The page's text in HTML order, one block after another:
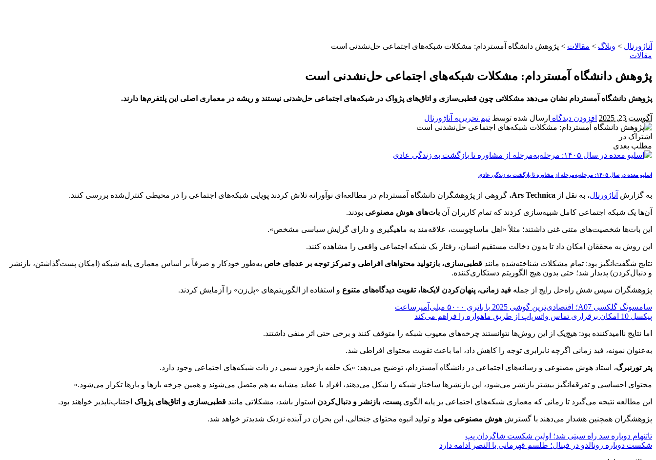
آناژورنال > وبلاگ > مقالات > پژوهش دانشگاه آمستردام: مشکلات شبکه‌های اجتماعی حل‌نشدنی است
مقالات
پژوهش دانشگاه آمستردام: مشکلات شبکه‌های اجتماعی حل‌نشدنی است
پژوهش دانشگاه آمستردام نشان می‌دهد مشکلاتی چون قطبی‌سازی و اتاق‌های پژواک در شبکه‌های اجتماعی حل‌شدنی نیستند و ریشه در معماری اصلی این پلتفرم‌ها دارند.
آگوست 23, 2025 افزودن دیدگاه ارسال شده توسط تیم تحریریه آناژورنال
اشتراک در
مطلب بعدی
اسلیو معده در سال ۱۴۰۵: مرحله‌به‌مرحله از مشاوره تا بازگشت به زندگی عادی
به گزارش آناژورنال، به نقل از Ars Technica، گروهی از پژوهشگران دانشگاه آمستردام در مطالعه‌ای نوآورانه تلاش کردند پویایی شبکه‌های اجتماعی را در محیطی کنترل‌شده بررسی کنند.
آن‌ها یک شبکه اجتماعی کامل شبیه‌سازی کردند که تمام کاربران آن بات‌های هوش مصنوعی بودند.
این بات‌ها شخصیت‌های متنی غنی داشتند؛ مثلاً «اهل ماساچوست، علاقه‌مند به ماهیگیری و دارای گرایش سیاسی مشخص».
این روش به محققان امکان داد تا بدون دخالت مستقیم انسان، رفتار یک شبکه اجتماعی واقعی را مشاهده کنند.
نتایج شگفت‌انگیز بود: تمام مشکلات شناخته‌شده مانند قطبی‌سازی، بازتولید محتواهای افراطی و تمرکز توجه بر عده‌ای خاص به‌طور خودکار و صرفاً بر اساس معماری پایه شبکه (امکان پست‌گذاشتن، بازنشر
و دنبال‌کردن) پدیدار شد؛ حتی بدون هیچ الگوریتم دستکاری‌کننده.
پژوهشگران سپس شش راه‌حل رایج از جمله فید زمانی، پنهان‌کردن لایک‌ها، تقویت دیدگاه‌های متنوع و استفاده از الگوریتم‌های «پل‌زن» را آزمایش کردند.
سامسونگ گلکسی A07؛ اقتصادی‌ترین گوشی 2025 با باتری ۵۰۰۰ میلی‌آمپرساعت
پیکسل 10 امکان برقراری تماس واتس‌اپ از طریق ماهواره را فراهم می‌کند
اما نتایج ناامیدکننده بود: هیچ‌یک از این روش‌ها نتوانستند چرخه‌های معیوب شبکه را متوقف کنند و برخی حتی اثر منفی داشتند.
به‌عنوان نمونه، فید زمانی اگرچه نابرابری توجه را کاهش داد، اما باعث تقویت محتوای افراطی شد.
پتر تورنبرگ، استاد هوش مصنوعی و رسانه‌های اجتماعی در دانشگاه آمستردام، توضیح می‌دهد: «یک حلقه بازخورد سمی در ذات شبکه‌های اجتماعی وجود دارد.
محتوای احساسی و تفرقه‌انگیز بیشتر بازنشر می‌شود، این بازنشرها ساختار شبکه را شکل می‌دهند، افراد با عقاید مشابه به هم متصل می‌شوند و همین چرخه بارها و بارها تکرار می‌شود.»
این مطالعه نتیجه می‌گیرد تا زمانی که معماری شبکه‌های اجتماعی بر پایه الگوی پست، بازنشر و دنبال‌کردن استوار باشد، مشکلاتی مانند قطبی‌سازی و اتاق‌های پژواک اجتناب‌ناپذیر خواهند بود.
پژوهشگران همچنین هشدار می‌دهند با گسترش هوش مصنوعی مولد و تولید انبوه محتوای جنجالی، این بحران در آینده نزدیک شدیدتر خواهد شد.
تاتنهام دوباره سد راه سیتی شد؛ اولین شکست شاگردان پپ
شکست دوباره رونالدو در فینال؛ طلسم قهرمانی با النصر ادامه دارد